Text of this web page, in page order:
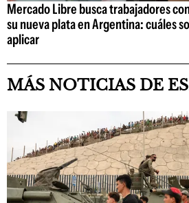
Mercado Libre busca trabajadores
su nueva plata en Argentina: cuáles
aplicar
MÁS NOTICIAS DE